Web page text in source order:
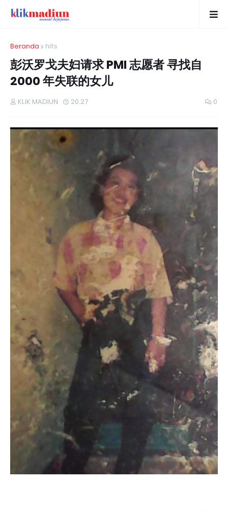
Beranda hits
彭沃罗戈夫妇请求 PMI 志愿者 寻找自
2000 年失联的女儿
KLIK MADIUN 20.27 0